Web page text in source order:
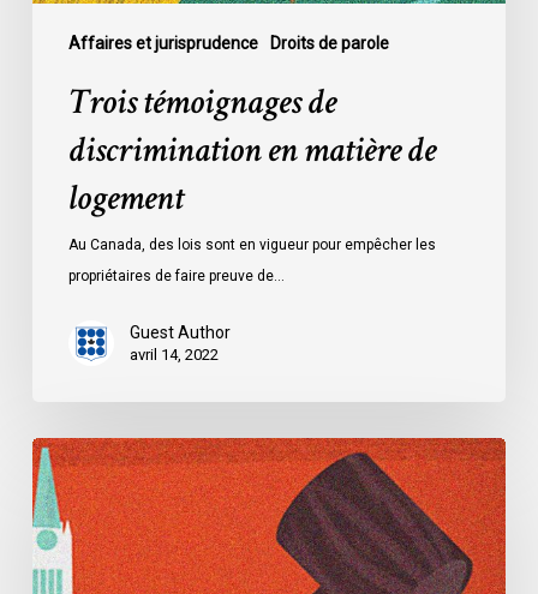
Affaires et jurisprudence Droits de parole
Trois témoignages de
discrimination en matière de
logement
Au Canada, des lois sont en vigueur pour empêcher les
propriétaires de faire preuve de…
Guest Author
avril 14, 2022
Dossier
:
La
loi
controversée